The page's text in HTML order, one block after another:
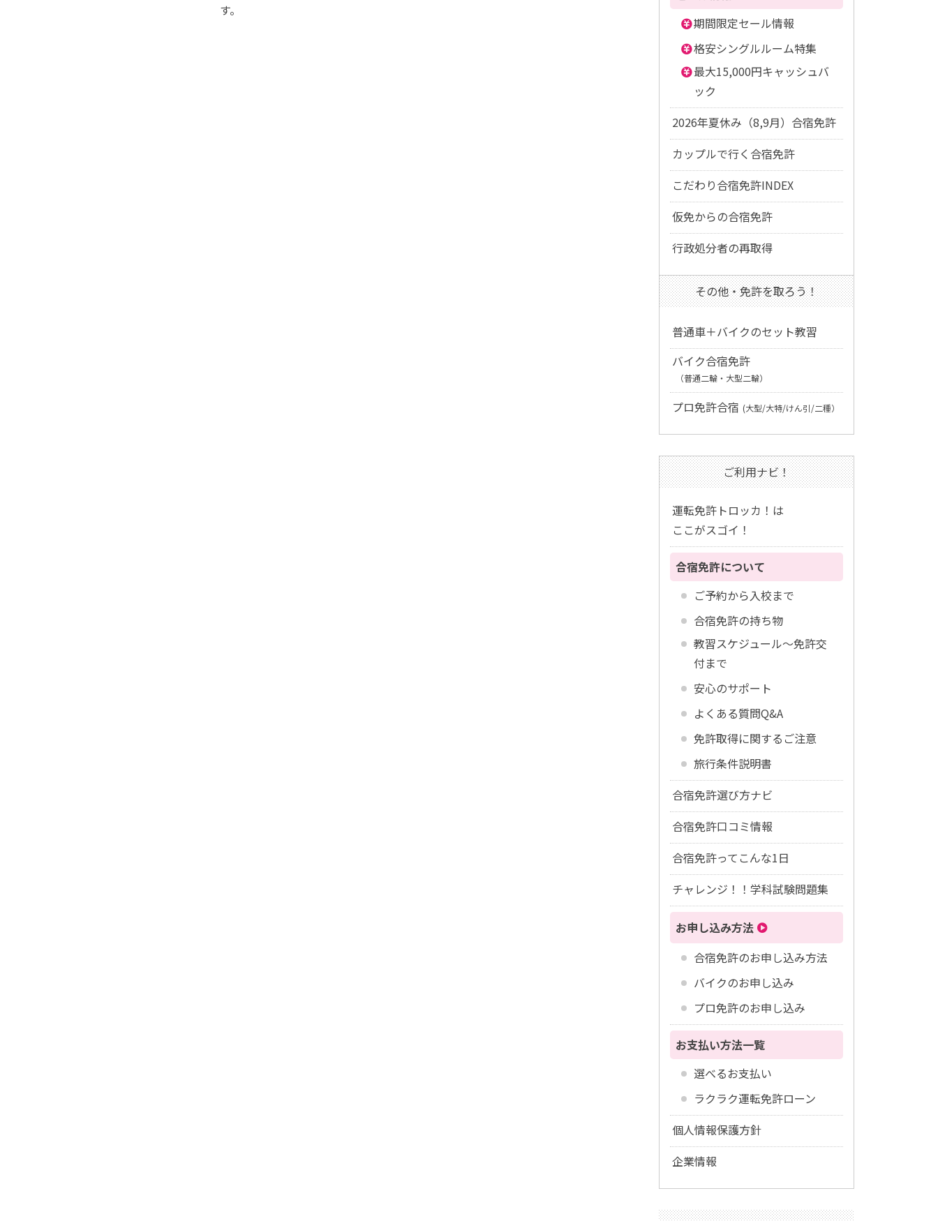
す。
期間限定セール情報
格安シングルルーム特集
最大15,000円キャッシュバ
ック
2026年夏休み（8,9月）合宿免許
カップルで行く合宿免許
こだわり合宿免許INDEX
仮免からの合宿免許
行政処分者の再取得
その他・免許を取ろう！
普通車＋バイクのセット教習
バイク合宿免許
（普通二輪・大型二輪）
プロ免許合宿 (大型/大特/けん引/二種）
ご利用ナビ！
運転免許トロッカ！は
ここがスゴイ！
合宿免許について
ご予約から入校まで
合宿免許の持ち物
教習スケジュール～免許交
付まで
安心のサポート
よくある質問Q&A
免許取得に関するご注意
旅行条件説明書
合宿免許選び方ナビ
合宿免許口コミ情報
合宿免許ってこんな1日
チャレンジ！！学科試験問題集
お申し込み方法
合宿免許のお申し込み方法
バイクのお申し込み
プロ免許のお申し込み
お支払い方法一覧
選べるお支払い
ラクラク運転免許ローン
個人情報保護方針
企業情報